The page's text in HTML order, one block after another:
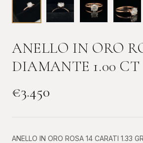
ANELLO IN ORO
DIAMANTE 1.00 CT
€3.450
ANELLO IN ORO ROSA 14 CARATI 1.33